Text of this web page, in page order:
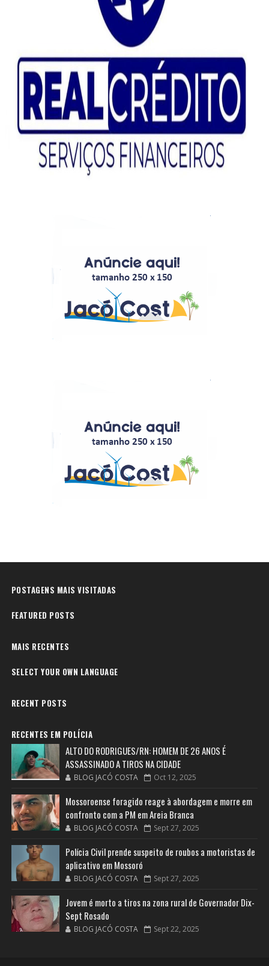
POSTAGENS MAIS VISITADAS
FEATURED POSTS
MAIS RECENTES
SELECT YOUR OWN LANGUAGE
RECENT POSTS
RECENTES EM POLÍCIA
ALTO DO RODRIGUES/RN: HOMEM DE 26 ANOS É
ASSASSINADO A TIROS NA CIDADE
BLOG JACÓ COSTA Oct 12, 2025
Mossoroense foragido reage à abordagem e morre em
confronto com a PM em Areia Branca
BLOG JACÓ COSTA Sept 27, 2025
Polícia Civil prende suspeito de roubos a motoristas de
aplicativo em Mossoró
BLOG JACÓ COSTA Sept 27, 2025
Jovem é morto a tiros na zona rural de Governador Dix-
Sept Rosado
BLOG JACÓ COSTA Sept 22, 2025